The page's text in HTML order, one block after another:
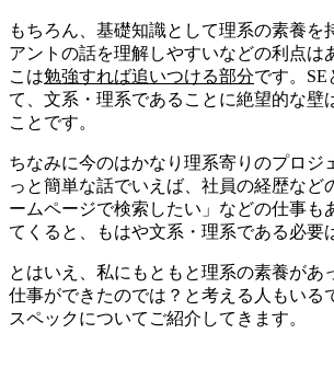
もちろん、基礎知識として理系の素養を
アントの話を理解しやすいなどの利点は
こは勉強すれば追いつける部分です。SE
て、文系・理系であることに絶望的な壁
ことです。
ちなみに今のはかなり理系寄りのプロジ
っと簡単な話でいえば、社員の経歴など
ームページで検索したい」などの仕事も
てくると、もはや文系・理系である必要
とはいえ、私にもともと理系の素養があ
仕事ができたのでは？と考える人もいる
スペックについてご紹介してきます。